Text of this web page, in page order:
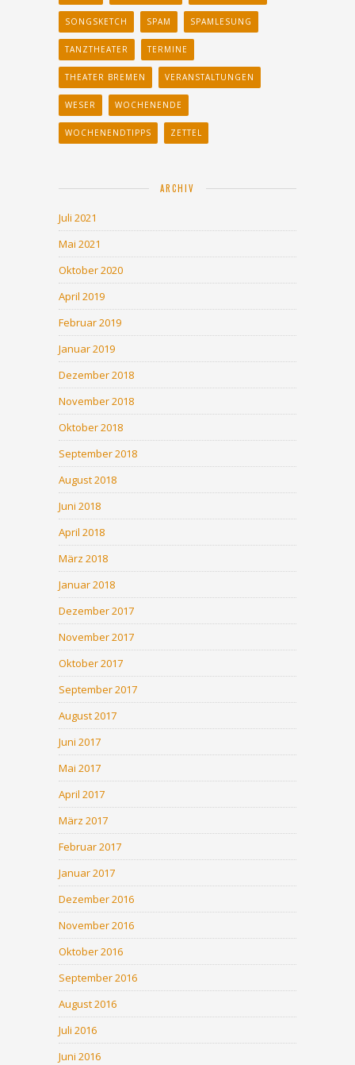
SONGSKETCH SPAM SPAMLESUNG
TANZTHEATER TERMINE
THEATER BREMEN VERANSTALTUNGEN
WESER WOCHENENDE
WOCHENENDTIPPS ZETTEL
ARCHIV
Juli 2021
Mai 2021
Oktober 2020
April 2019
Februar 2019
Januar 2019
Dezember 2018
November 2018
Oktober 2018
September 2018
August 2018
Juni 2018
April 2018
März 2018
Januar 2018
Dezember 2017
November 2017
Oktober 2017
September 2017
August 2017
Juni 2017
Mai 2017
April 2017
März 2017
Februar 2017
Januar 2017
Dezember 2016
November 2016
Oktober 2016
September 2016
August 2016
Juli 2016
Juni 2016